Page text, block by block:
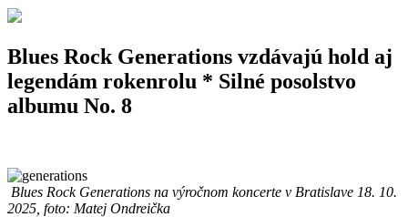
Blues Rock Generations vzdávajú hold aj
legendám rokenrolu * Silné posolstvo
albumu No. 8
Blues Rock Generations na výročnom koncerte v Bratislave 18. 10.
2025, foto: Matej Ondreička